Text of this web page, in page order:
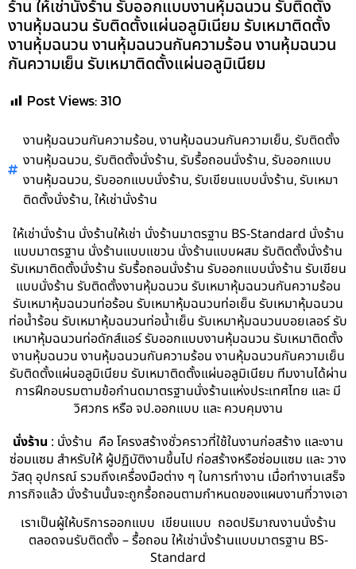
ร้าน ให้เช่านั่งร้าน รับออกแบบงานหุ้มฉนวน รับติดตั้ง
งานหุ้มฉนวน รับติดตั้งแผ่นอลูมิเนียม รับเหมาติดตั้ง
งานหุ้มฉนวน งานหุ้มฉนวนกันความร้อน งานหุ้มฉนวน
กันความเย็น รับเหมาติดตั้งแผ่นอลูมิเนียม
Post Views:310
งานหุ้มฉนวนกันความร้อน,งานหุ้มฉนวนกันความเย็น,รับติดตั้ง
งานหุ้มฉนวน,รับติดตั้งนั่งร้าน,รับรื้อถอนนั่งร้าน,รับออกแบบ
งานหุ้มฉนวน,รับออกแบบนั่งร้าน,รับเขียนแบบนั่งร้าน,รับเหมา
ติดตั้งนั่งร้าน,ให้เช่านั่งร้าน
ให้เช่านั่งร้าน นั่งร้านให้เช่า นั่งร้านมาตรฐาน BS-Standard นั่งร้าน
แบบมาตรฐาน นั่งร้านแบบแขวน นั่งร้านแบบผสม รับติดตั้งนั่งร้าน
รับเหมาติดตั้งนั่งร้าน รับรื้อถอนนั่งร้าน รับออกแบบนั่งร้าน รับเขียน
แบบนั่งร้าน รับติดตั้งงานหุ้มฉนวน รับเหมาหุ้มฉนวนกันความร้อน
รับเหมาหุ้มฉนวนท่อร้อน รับเหมาหุ้มฉนวนท่อเย็น รับเหมาหุ้มฉนวน
ท่อน้ำร้อน รับเหมาหุ้มฉนวนท่อน้ำเย็น รับเหมาหุ้มฉนวนบอยเลอร์ รับ
เหมาหุ้มฉนวนท่อดักส์แอร์ รับออกแบบงานหุ้มฉนวน รับเหมาติดตั้ง
งานหุ้มฉนวน งานหุ้มฉนวนกันความร้อน งานหุ้มฉนวนกันความเย็น
รับติดตั้งแผ่นอลูมิเนียม รับเหมาติดตั้งแผ่นอลูมิเนียม ทีมงานได้ผ่าน
การฝึกอบรมตามข้อกำนดมาตรฐานนั่งร้านแห่งประเทศไทย และ มี
วิศวกร หรือ จป.ออกแบบ และ ควบคุมงาน
นั่งร้าน : นั่งร้าน คือ โครงสร้างชั่วคราวที่ใช้ในงานก่อสร้าง และงาน
ซ่อมแซม สำหรับให้ ผู้ปฏิบัติงานขึ้นไป ก่อสร้างหรือซ่อมแซม และ วาง
วัสดุ อุปกรณ์ รวมถึงเครื่องมือต่าง ๆ ในการทำงาน เมื่อทำงานเสร็จ
ภารกิจแล้ว นั่งร้านนั้นจะถูกรื้อถอนตามกำหนดของแผนงานที่วางเอา
เราเป็นผู้ให้บริการออกแบบ เขียนแบบ ถอดปริมาณงานนั่งร้าน
ตลอดจนรับติดตั้ง – รื้อถอน ให้เช่านั่งร้านแบบมาตรฐาน BS-
Standard